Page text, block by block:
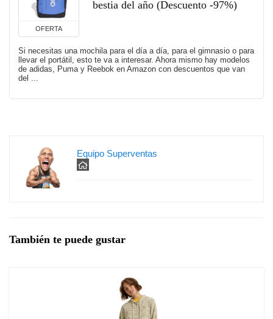
OFERTA
bestia del año (Descuento -97%)
Si necesitas una mochila para el día a día, para el gimnasio o para
llevar el portátil, esto te va a interesar. Ahora mismo hay modelos
de adidas, Puma y Reebok en Amazon con descuentos que van
del ...
Equipo Superventas
También te puede gustar